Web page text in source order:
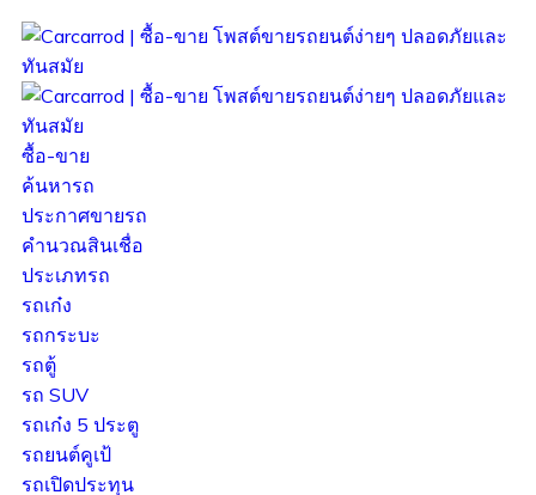
ซื้อ-ขาย
ค้นหารถ
ประกาศขายรถ
คำนวณสินเชื่อ
ประเภทรถ
รถเก๋ง
รถกระบะ
รถตู้
รถ SUV
รถเก๋ง 5 ประตู
รถยนต์คูเป้
รถเปิดประทุน